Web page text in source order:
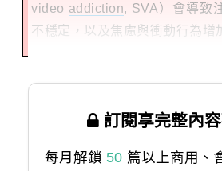
video addiction, SVA）會導致
不穩定，以及焦慮與衝動行為增
訂閱享完整內容
每月解鎖 50 篇以上商用、